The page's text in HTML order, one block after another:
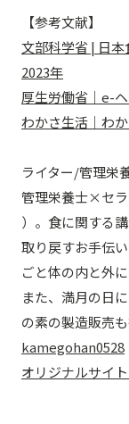
【参考文献】
文部科学省 | 日
2023年
厚生労働省｜e-
わかさ生活｜わ
ライター/管理
管理栄養士×セ
）。食に関する
取り戻すお手伝
ごと体の内と外
また、満月の日
の素の製造販売
kamegohan0528
オリジナルサイ